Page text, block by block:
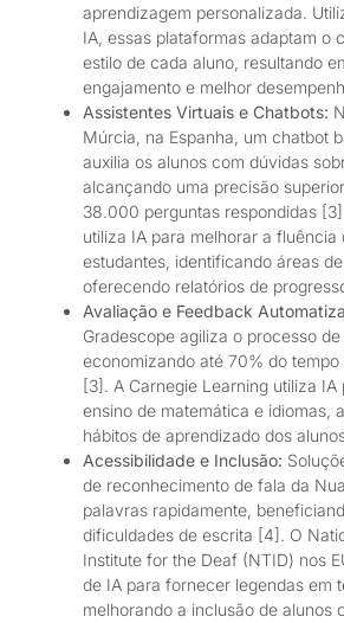
aprendizagem personalizada.
IA, essas plataformas adaptam o
estilo de cada aluno, resultando
engajamento e melhor
Assistentes Virtuais e Chatbots:
Múrcia, na Espanha, um chatbot
auxilia os alunos com dúvidas
alcançando uma precisão
38.000 perguntas respondidas
utiliza IA para melhorar a fluência
estudantes, identificando áreas
oferecendo relatórios de
Avaliação e Feedback
Gradescope agiliza o processo de
economizando até 70% do
[3]. A Carnegie Learning utiliza
ensino de matemática e idiomas,
hábitos de aprendizado dos
Acessibilidade e Inclusão:
de reconhecimento de fala da
palavras rapidamente,
dificuldades de escrita [4]. O
Institute for the Deaf (NTID) nos
de IA para fornecer legendas em
melhorando a inclusão de alunos